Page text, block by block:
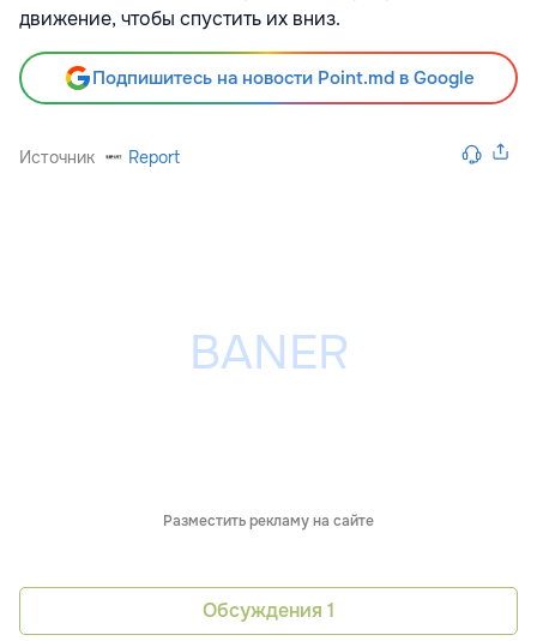
движение, чтобы спустить их вниз.
Подпишитесь на новости Point.md в Google
Источник Report
Разместить рекламу на сайте
Обсуждения 1